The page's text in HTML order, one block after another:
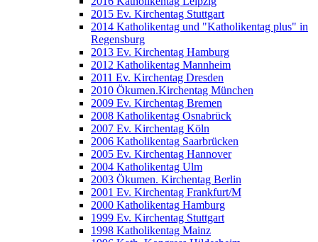
2015 Ev. Kirchentag Stuttgart
2014 Katholikentag und "Katholikentag plus" in
Regensburg
2013 Ev. Kirchentag Hamburg
2012 Katholikentag Mannheim
2011 Ev. Kirchentag Dresden
2010 Ökumen.Kirchentag München
2009 Ev. Kirchentag Bremen
2008 Katholikentag Osnabrück
2007 Ev. Kirchentag Köln
2006 Katholikentag Saarbrücken
2005 Ev. Kirchentag Hannover
2004 Katholikentag Ulm
2003 Ökumen. Kirchentag Berlin
2001 Ev. Kirchentag Frankfurt/M
2000 Katholikentag Hamburg
1999 Ev. Kirchentag Stuttgart
1998 Katholikentag Mainz